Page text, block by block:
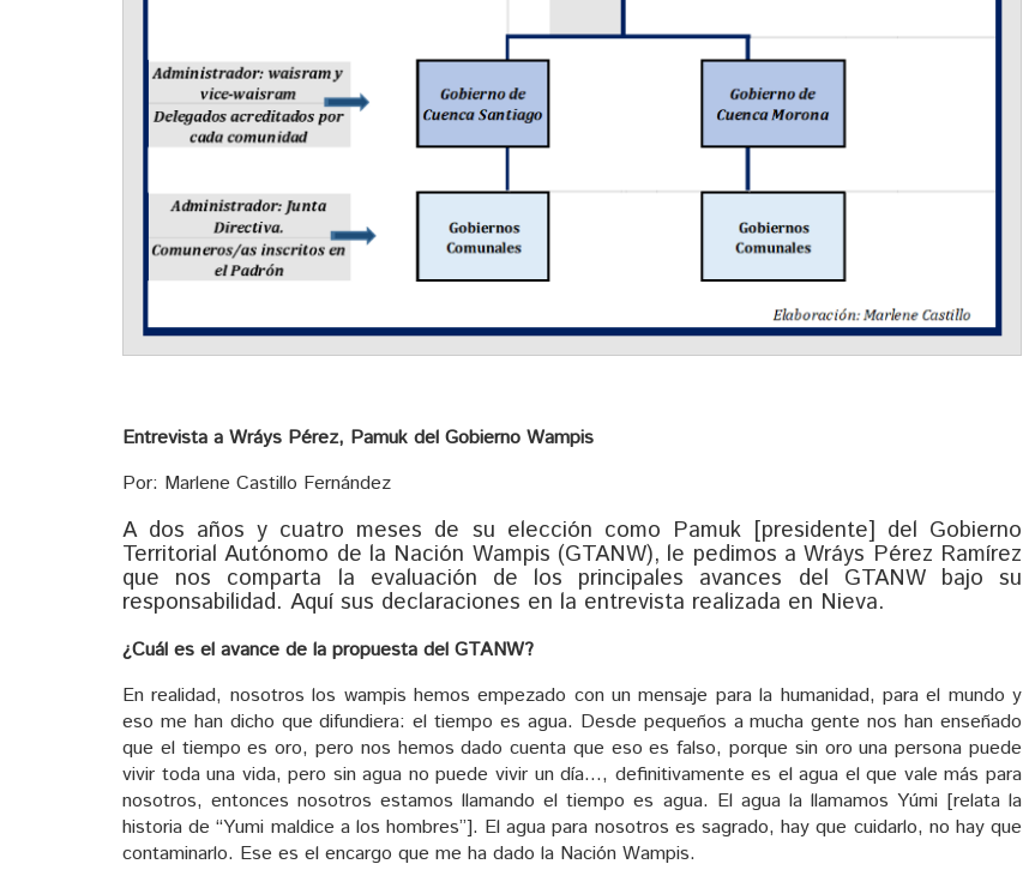
Entrevista a Wráys Pérez, Pamuk del Gobierno Wampis
Por: Marlene Castillo Fernández
A dos años y cuatro meses de su elección como Pamuk [presidente] del Gobierno
Territorial Autónomo de la Nación Wampis (GTANW), le pedimos a Wráys Pérez Ramírez
que nos comparta la evaluación de los principales avances del GTANW bajo su
responsabilidad. Aquí sus declaraciones en la entrevista realizada en Nieva.
¿Cuál es el avance de la propuesta del GTANW?
En realidad, nosotros los wampis hemos empezado con un mensaje para la humanidad, para el mundo y
eso me han dicho que difundiera: el tiempo es agua. Desde pequeños a mucha gente nos han enseñado
que el tiempo es oro, pero nos hemos dado cuenta que eso es falso, porque sin oro una persona puede
vivir toda una vida, pero sin agua no puede vivir un día…, definitivamente es el agua el que vale más para
nosotros, entonces nosotros estamos llamando el tiempo es agua. El agua la llamamos Yúmi [relata la
historia de “Yumi maldice a los hombres”]. El agua para nosotros es sagrado, hay que cuidarlo, no hay que
contaminarlo. Ese es el encargo que me ha dado la Nación Wampis.